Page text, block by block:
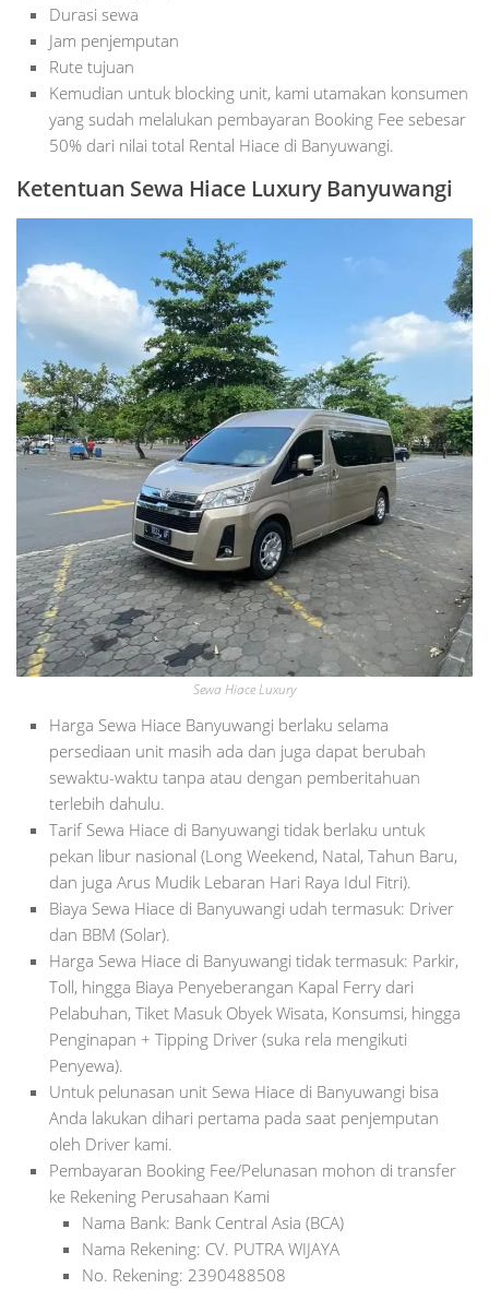
Durasi sewa
Jam penjemputan
Rute tujuan
Kemudian untuk blocking unit, kami utamakan konsumen
yang sudah melalukan pembayaran Booking Fee sebesar
50% dari nilai total Rental Hiace di Banyuwangi.
Ketentuan Sewa Hiace Luxury Banyuwangi
Sewa Hiace Luxury
Harga Sewa Hiace Banyuwangi berlaku selama
persediaan unit masih ada dan juga dapat berubah
sewaktu-waktu tanpa atau dengan pemberitahuan
terlebih dahulu.
Tarif Sewa Hiace di Banyuwangi tidak berlaku untuk
pekan libur nasional (Long Weekend, Natal, Tahun Baru,
dan juga Arus Mudik Lebaran Hari Raya Idul Fitri).
Biaya Sewa Hiace di Banyuwangi udah termasuk: Driver
dan BBM (Solar).
Harga Sewa Hiace di Banyuwangi tidak termasuk: Parkir,
Toll, hingga Biaya Penyeberangan Kapal Ferry dari
Pelabuhan, Tiket Masuk Obyek Wisata, Konsumsi, hingga
Penginapan + Tipping Driver (suka rela mengikuti
Penyewa).
Untuk pelunasan unit Sewa Hiace di Banyuwangi bisa
Anda lakukan dihari pertama pada saat penjemputan
oleh Driver kami.
Pembayaran Booking Fee/Pelunasan mohon di transfer
ke Rekening Perusahaan Kami
Nama Bank: Bank Central Asia (BCA)
Nama Rekening: CV. PUTRA WIJAYA
No. Rekening: 2390488508